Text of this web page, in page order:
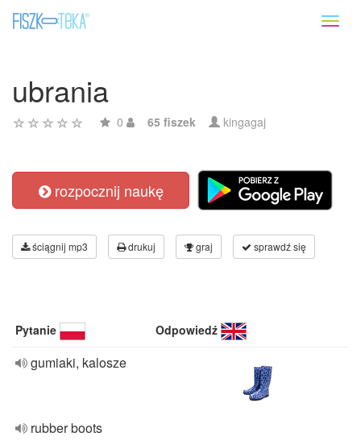
ubrania
0 65 fiszek kingagaj
rozpocznij naukę
ściągnij mp3 drukuj graj sprawdź się
Pytanie Odpowiedź
gumiaki, kalosze
rubber boots